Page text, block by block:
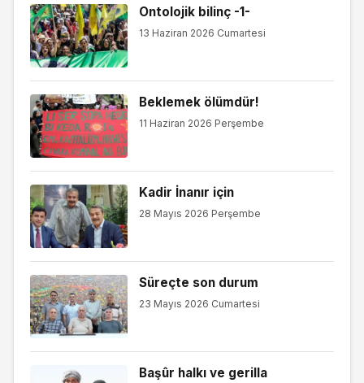
Ontolojik bilinç -1-
13 Haziran 2026 Cumartesi
Beklemek ölümdür!
11 Haziran 2026 Perşembe
Kadir İnanır için
28 Mayıs 2026 Perşembe
Süreçte son durum
23 Mayıs 2026 Cumartesi
Başûr halkı ve gerilla